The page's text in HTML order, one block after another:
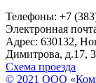
Телефоны: +7
Электронная
Адрес: 630132,
Димитрова, д.17,
Схема проезда
© 2021 ООО